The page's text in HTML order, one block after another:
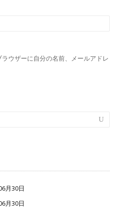
ウザーに自分の名前、メールアドレ
月30日
月30日